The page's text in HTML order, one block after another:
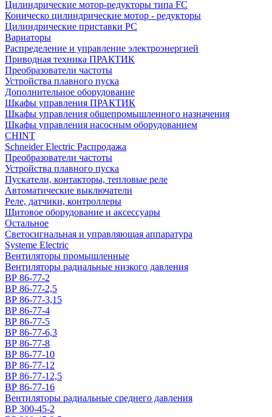
Цилиндрические мотор-редукторы типа FC
Коническо цилиндрические мотор - редукторы
Цилиндрические приставки PC
Вариаторы
Распределение и управление электроэнергией
Приводная техника ПРАКТИК
Преобразователи частоты
Устройства плавного пуска
Дополнительное оборудование
Шкафы управления ПРАКТИК
Шкафы управления общепромышленного назначения
Шкафы управления насосным оборудованием
CHINT
Schneider Electric Распродажа
Преобразователи частоты
Устройства плавного пуска
Пускатели, контакторы, тепловые реле
Автоматические выключатели
Реле, датчики, контроллеры
Щитовое оборудование и аксессуары
Остальное
Светосигнальная и управляющая аппаратура
Systeme Electric
Вентиляторы промышленные
Вентиляторы радиальные низкого давления
ВР 86-77-2
ВР 86-77-2,5
ВР 86-77-3,15
ВР 86-77-4
ВР 86-77-5
ВР 86-77-6,3
ВР 86-77-8
ВР 86-77-10
ВР 86-77-12
ВР 86-77-12,5
ВР 86-77-16
Вентиляторы радиальные среднего давления
ВР 300-45-2